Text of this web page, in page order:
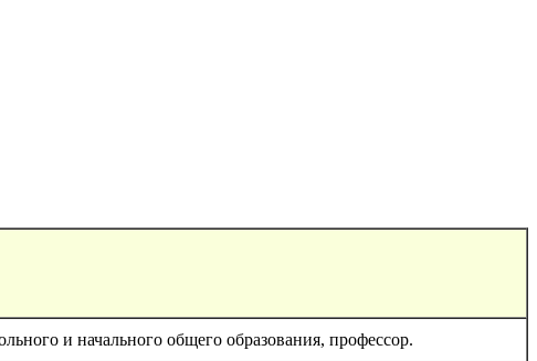
и начального общего образования, профессор.